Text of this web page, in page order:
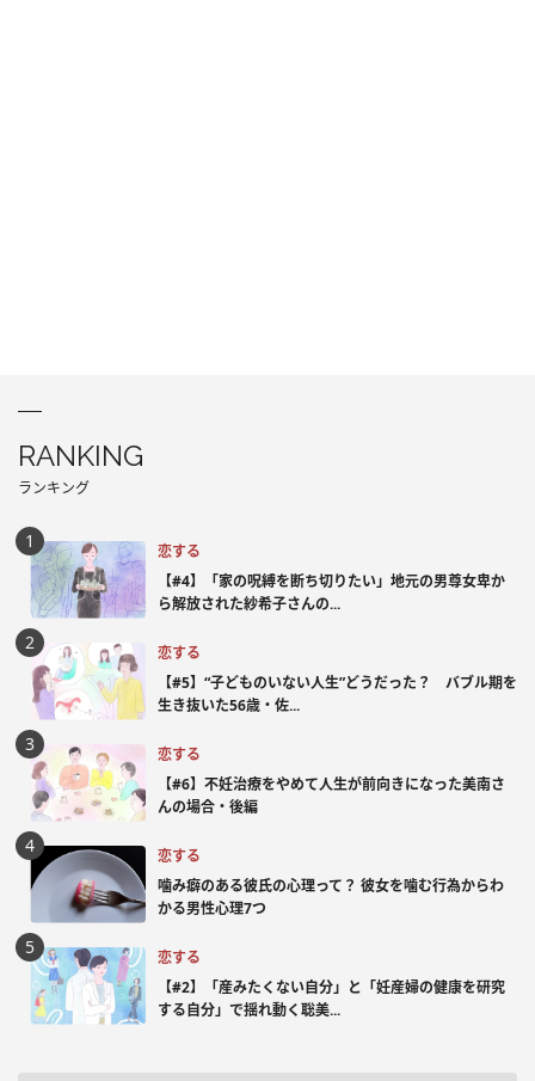
RANKING
ランキング
恋する
【#4】「家の呪縛を断ち切りたい」地元の男尊女卑か
ら解放された紗希子さんの...
恋する
【#5】“子どものいない人生”どうだった？ バブル期を
生き抜いた56歳・佐...
恋する
【#6】不妊治療をやめて人生が前向きになった美南さ
んの場合・後編
恋する
噛み癖のある彼氏の心理って？ 彼女を噛む行為からわ
かる男性心理7つ
恋する
【#2】「産みたくない自分」と「妊産婦の健康を研究
する自分」で揺れ動く聡美...